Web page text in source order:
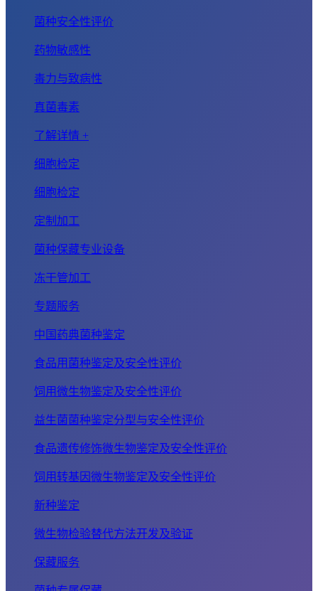
菌种安全性评价
药物敏感性
毒力与致病性
真菌毒素
了解详情 +
细胞检定
细胞检定
定制加工
菌种保藏专业设备
冻干管加工
专题服务
中国药典菌种鉴定
食品用菌种鉴定及安全性评价
饲用微生物鉴定及安全性评价
益生菌菌种鉴定分型与安全性评价
食品遗传修饰微生物鉴定及安全性评价
饲用转基因微生物鉴定及安全性评价
新种鉴定
微生物检验替代方法开发及验证
保藏服务